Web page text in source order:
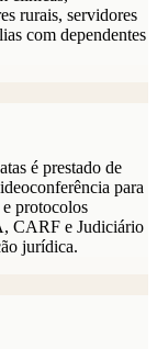
rurais, servidores
com dependentes
é prestado de
para
protocolos
CARF e Judiciário
jurídica.